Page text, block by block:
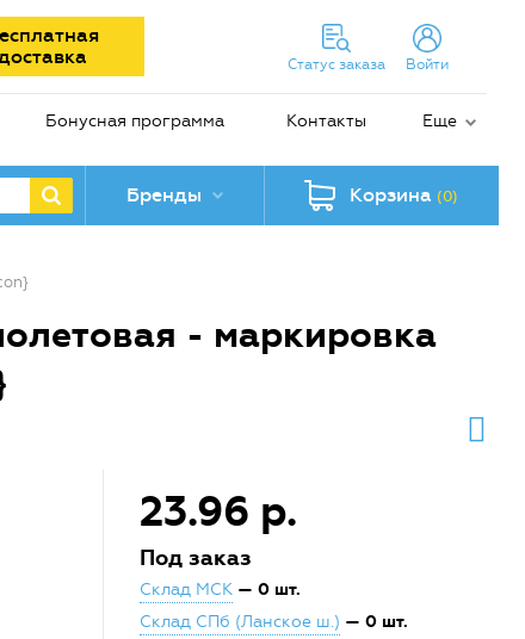
Статус заказа Войти
Бонусная программа Контакты Еще
Бренды Корзина (0)
- маркировка
23.96 р.
Под заказ
Склад МСК — 0 шт.
Склад СПб (Ланское ш.) — 0 шт.